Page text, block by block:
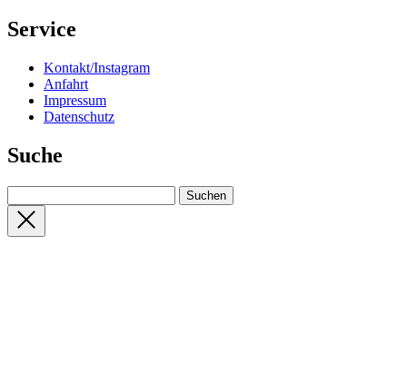
Service
Kontakt/Instagram
Anfahrt
Impressum
Datenschutz
Suche